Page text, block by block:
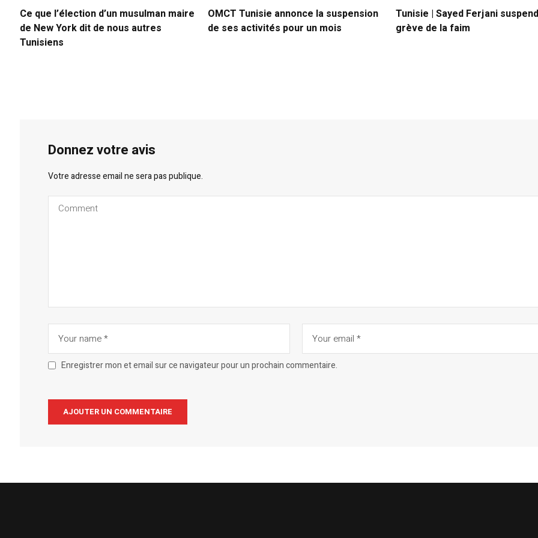
Ce que l’élection d’un musulman maire
de New York dit de nous autres
Tunisiens
OMCT Tunisie annonce la suspension
de ses activités pour un mois
Tunisie | Sayed Ferjani
grève de la faim
Donnez votre avis
Votre adresse email ne sera pas publique.
Enregistrer mon et email sur ce navigateur pour un prochain commentaire.